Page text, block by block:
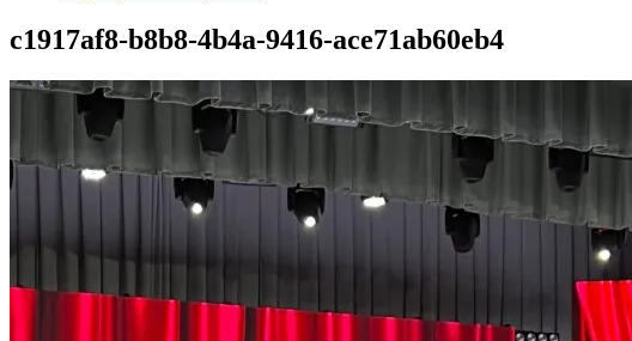
c1917af8-b8b8-4b4a-9416-ace71ab60eb4